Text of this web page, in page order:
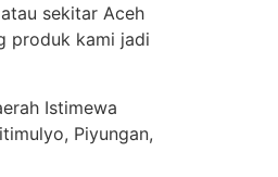
sekitar Aceh
produk kami jadi
Istimewa
Piyungan,